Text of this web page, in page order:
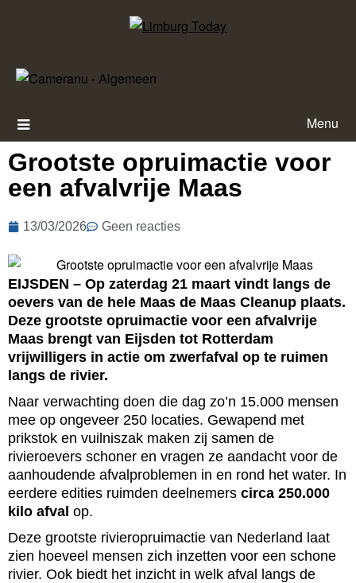
Menu
Grootste opruimactie voor
een afvalvrije Maas
13/03/2026 Geen reacties
EIJSDEN – Op zaterdag 21 maart vindt langs de
oevers van de hele Maas de Maas Cleanup plaats.
Deze grootste opruimactie voor een afvalvrije
Maas brengt van Eijsden tot Rotterdam
vrijwilligers in actie om zwerfafval op te ruimen
langs de rivier.
Naar verwachting doen die dag zo’n 15.000 mensen
mee op ongeveer 250 locaties. Gewapend met
prikstok en vuilniszak maken zij samen de
rivieroevers schoner en vragen ze aandacht voor de
aanhoudende afvalproblemen in en rond het water. In
eerdere edities ruimden deelnemers circa 250.000
kilo afval op.
Deze grootste rivieropruimactie van Nederland laat
zien hoeveel mensen zich inzetten voor een schone
rivier. Ook biedt het inzicht in welk afval langs de